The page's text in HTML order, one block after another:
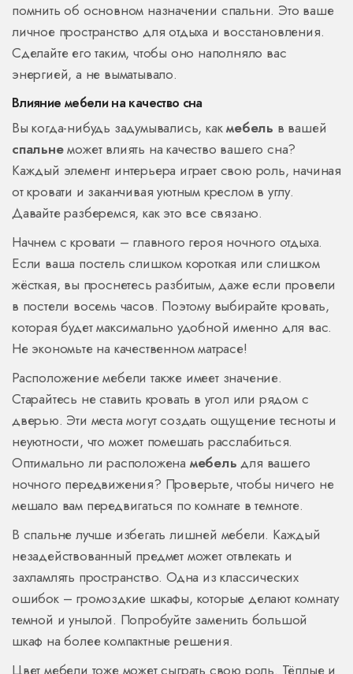
помнить об основном назначении спальни. Это ваше
личное пространство для отдыха и восстановления.
Сделайте его таким, чтобы оно наполняло вас
энергией, а не выматывало.
Влияние мебели на качество сна
Вы когда-нибудь задумывались, какмебель в вашей
спальнеможет влиять на качество вашего сна?
Каждый элемент интерьера играет свою роль, начиная
от кровати и заканчивая уютным креслом в углу.
Давайте разберемся, как это все связано.
Начнем с кровати – главного героя ночного отдыха.
Если ваша постель слишком короткая или слишком
жёсткая, вы проснетесь разбитым, даже если провели
в постели восемь часов. Поэтому выбирайте кровать,
которая будет максимально удобной именно для вас.
Не экономьте на качественном матрасе!
Расположение мебели также имеет значение.
Старайтесь не ставить кровать в угол или рядом с
дверью. Эти места могут создать ощущение тесноты и
неуютности, что может помешать расслабиться.
Оптимально ли расположена мебель для вашего
ночного передвижения? Проверьте, чтобы ничего не
мешало вам передвигаться по комнате в темноте.
В спальне лучше избегать лишней мебели. Каждый
незадействованный предмет может отвлекать и
захламлять пространство. Одна из классических
ошибок – громоздкие шкафы, которые делают комнату
темной и унылой. Попробуйте заменить большой
шкаф на более компактные решения.